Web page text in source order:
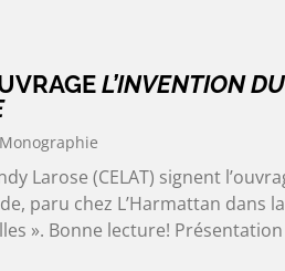
L’INVENTION
Monographie
Larose (CELAT) signent
paru chez L’Harmattan dans
». Bonne lecture!